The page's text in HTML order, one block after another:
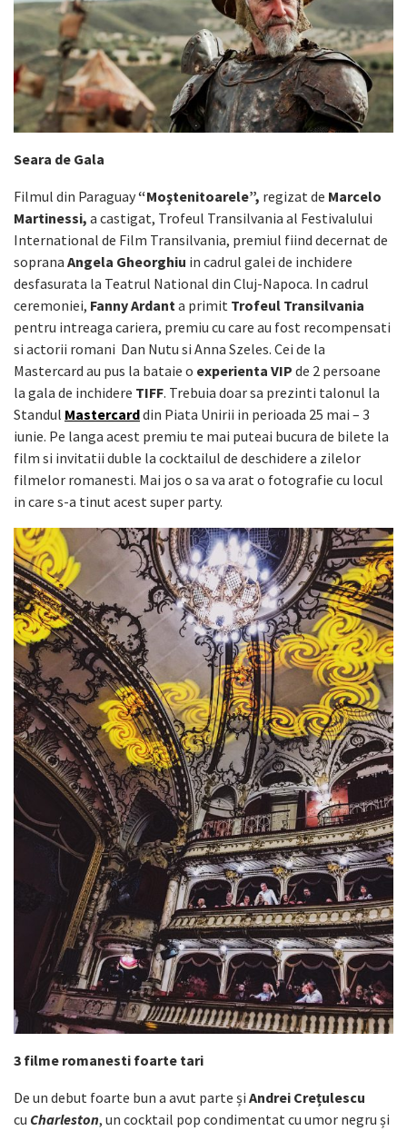
Seara de Gala
Filmul din Paraguay “Moştenitoarele”, regizat de Marcelo
Martinessi, a castigat, Trofeul Transilvania al Festivalului
International de Film Transilvania, premiul fiind decernat de
soprana Angela Gheorghiu in cadrul galei de inchidere
desfasurata la Teatrul National din Cluj-Napoca. In cadrul
ceremoniei, Fanny Ardanta primit Trofeul Transilvania
pentru intreaga cariera, premiu cu care au fost recompensati
si actorii romani Dan Nutu si Anna Szeles. Cei de la
Mastercard au pus la bataie o experienta VIP de 2 persoane
la gala de inchidere TIFF. Trebuia doar sa prezinti talonul la
Standul Mastercarddin Piata Unirii in perioada 25 mai – 3
iunie. Pe langa acest premiu te mai puteai bucura de bilete la
film si invitatii duble la cocktailul de deschidere a zilelor
filmelor romanesti. Mai jos o sa va arat o fotografie cu locul
in care s-a tinut acest super party.
3 filme romanesti foarte tari
De un debut foarte bun a avut parte și Andrei Crețulescu
cu Charleston, un cocktail pop condimentat cu umor negru și